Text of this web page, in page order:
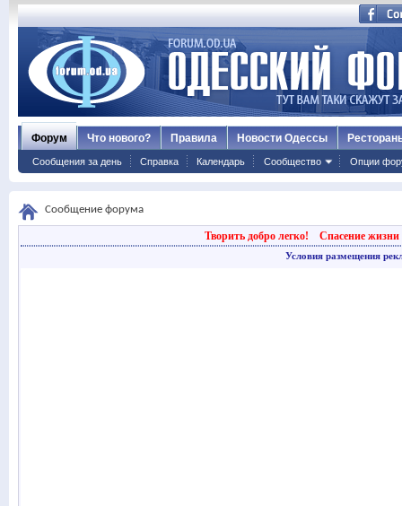
Форум
Сообщения за день Справка Календарь Сообщество Опции
Что нового? Правила Новости Одессы
Сообщение форума
Творить добро легко! Спасение жизни
Условия размещения